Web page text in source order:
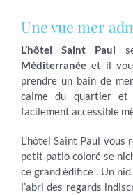
Une vue mer
L’hôtel Saint Paul
Méditerranéeet il
prendre un bain de
calme du quartier
facilement accessible
L’hôtel Saint Paul vous
petit patio coloré se
ce grand édifice . Un
l’abri des regards